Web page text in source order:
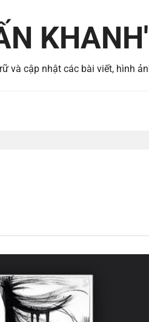
và cập nhật các bài viết, hình